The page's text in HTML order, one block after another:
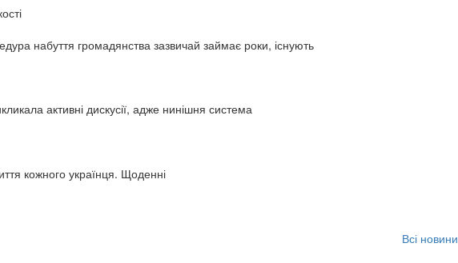
набуття громадянства зазвичай займає роки, існують
активні дискусії, адже нинішня система
кожного українця. Щоденні
Всі новини